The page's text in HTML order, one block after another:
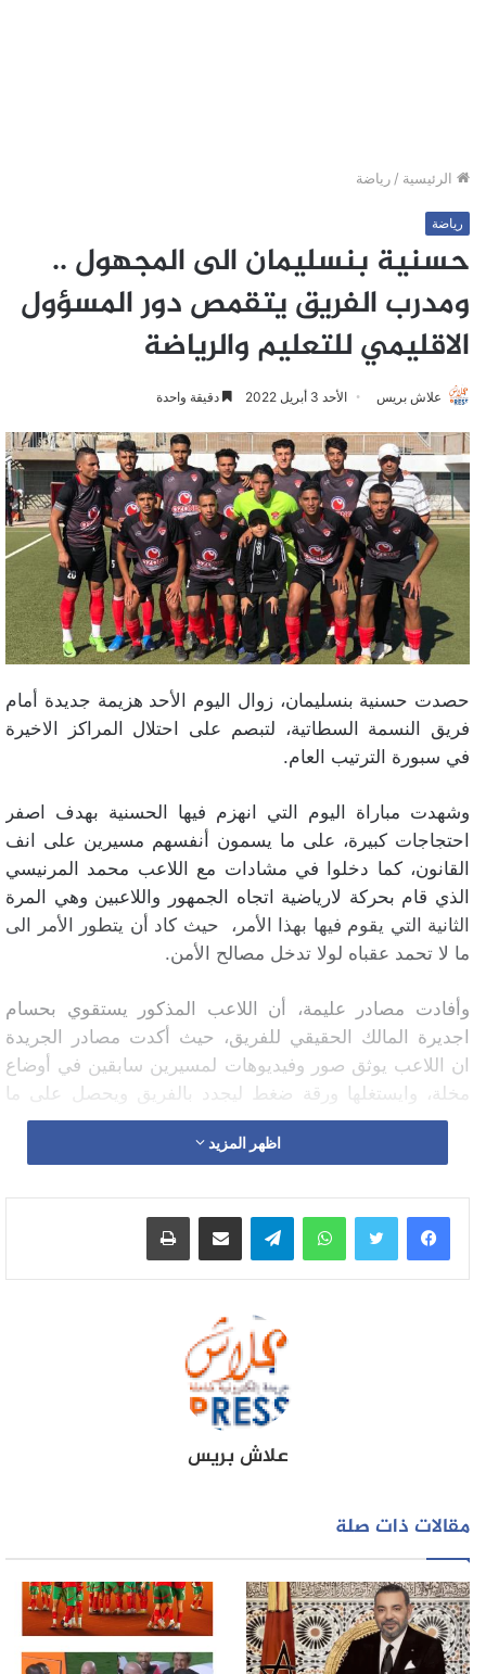
الرئيسية / رياضة
رياضة
حسنية بنسليمان الى المجهول ..
ومدرب الفريق يتقمص دور المسؤول
الاقليمي للتعليم والرياضة
علاش بريس الأحد 3 أبريل 2022 دقيقة واحدة
حصدت حسنية بنسليمان، زوال اليوم الأحد هزيمة جديدة أمام
فريق النسمة السطاتية، لتبصم على احتلال المراكز الاخيرة
في سبورة الترتيب العام.
وشهدت مباراة اليوم التي انهزم فيها الحسنية بهدف اصفر
احتجاجات كبيرة، على ما يسمون أنفسهم مسيرين على انف
القانون، كما دخلوا في مشادات مع اللاعب محمد المرنيسي
الذي قام بحركة لارياضية اتجاه الجمهور واللاعبين وهي المرة
الثانية التي يقوم فيها بهذا الأمر، حيث كاد أن يتطور الأمر الى
ما لا تحمد عقباه لولا تدخل مصالح الأمن.
وأفادت مصادر عليمة، أن اللاعب المذكور يستقوي بحسام
اجديرة المالك الحقيقي للفريق، حيث أكدت مصادر الجريدة
ان اللاعب يوثق صور وفيديوهات لمسيرين سابقين في أوضاع
مخلة، وايستغلها ورقة ضغط ليجدد بالفريق ويحصل على ما
يريد.
اللطيف فنون، دخل مغامرة تدريب الفريق من دون الرجوع
إلى المدير الإقليمي للتعليم والرياضة السيد مصطفى
الجرموني، حيث حصلت الجريدة على فيديو المدرب يؤطر فيه
بالعمالة من اجل الحصول على وصل لاختلاس مالية الفريق.
اظهر المزيد
واتساب تيلقرام مشاركة عبر البريد طباعة
علاش بريس
مقالات ذات صلة